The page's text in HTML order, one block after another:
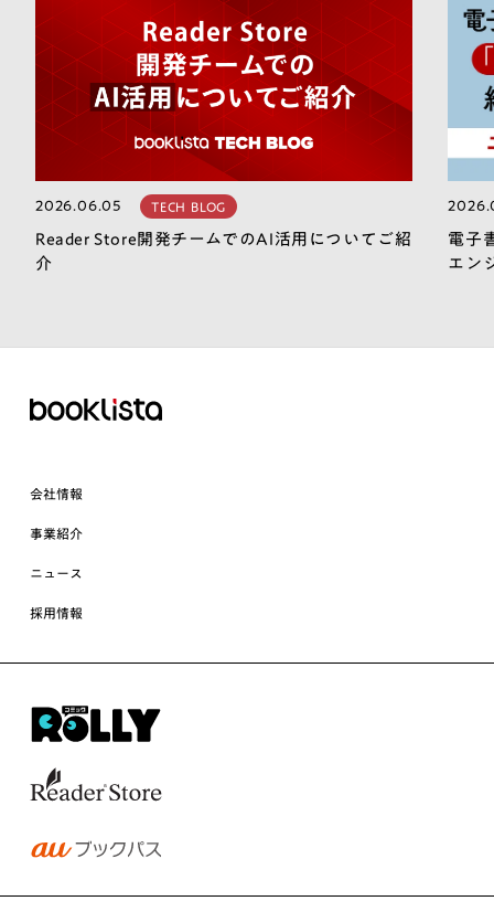
2026.06.05 TECH BLOG
Reader Store開発チームでのAI活用についてご紹
介
電子
エン
会社情報
事業紹介
ニュース
採用情報